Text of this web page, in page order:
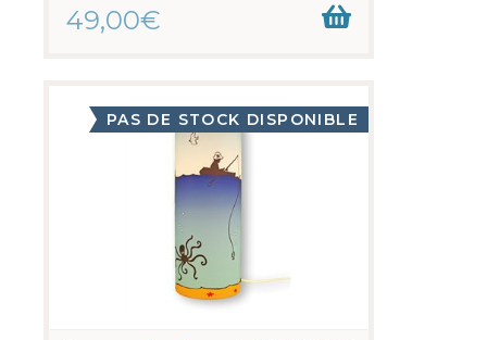
49,00€
PAS DE STOCK DISPONIBLE